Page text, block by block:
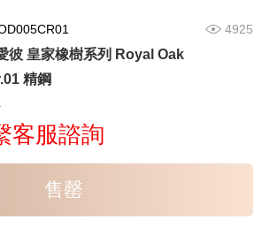
4925
彼 皇家橡樹系列 Royal Oak
精鋼
客服諮詢
售罄